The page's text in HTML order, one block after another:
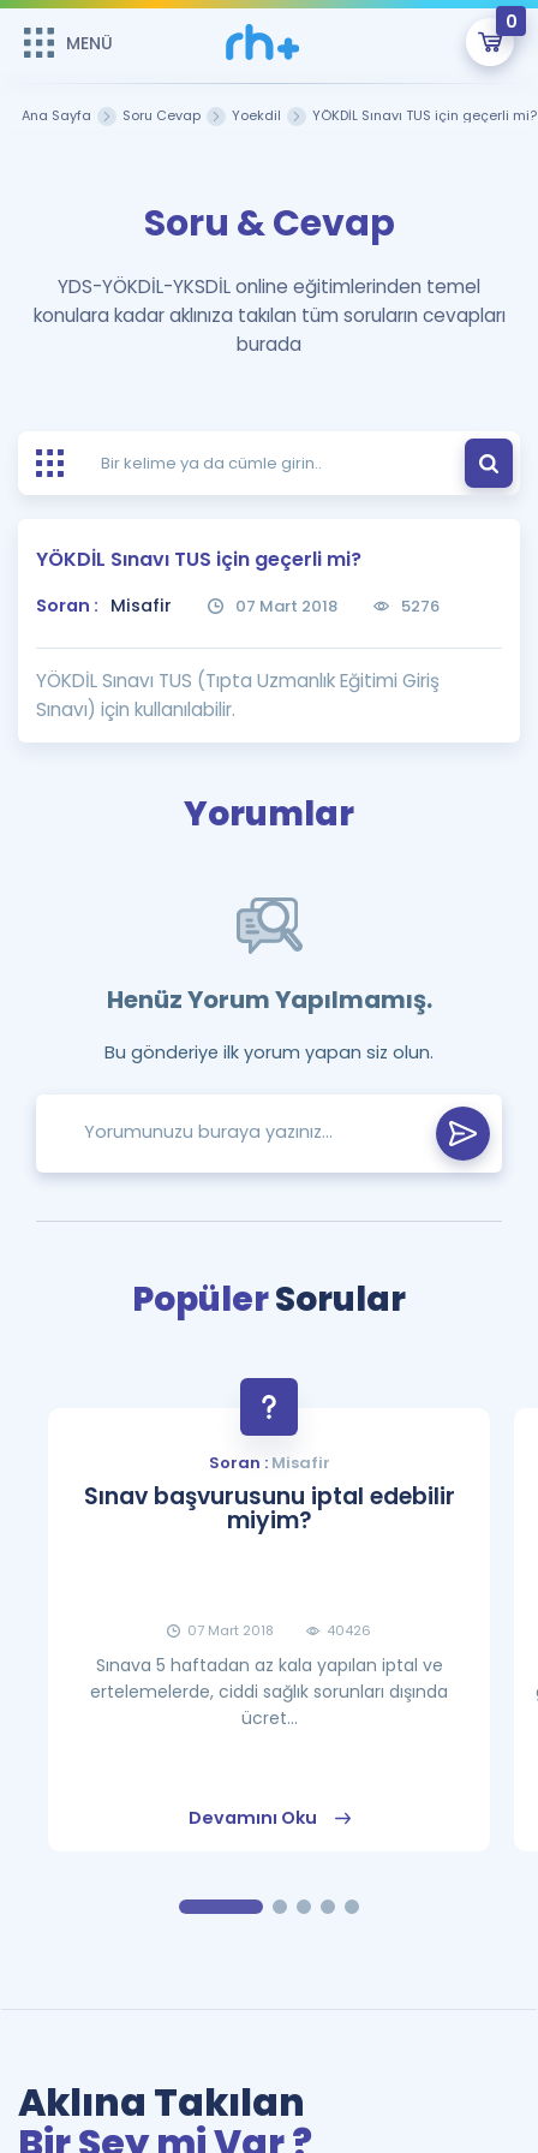
MENÜ
0
Şifremi Hatırlamıyorum
GİRİŞ YAP
Remzi Hoca ile seni sınava hazırlayacak onlarca eğitim seni
bekliyor!
MENÜ
Çalışma Paketleri
Kitaplar ve Kaynaklar
Ücretsiz Kaynaklar
Puan Hesaplama
Rehberlik Aracı
ÖSYM Sınav Takvimi
Kampanyalar
İngilizce Gramer
Blog
İngilizce Gramer
Hakkımızda
Ana Sayfa Soru Cevap Yoekdil YÖKDİL Sınavı TUS için geçerli mi?
Soru & Cevap
YDS-YÖKDİL-YKSDİL online eğitimlerinden temel
konulara kadar aklınıza takılan tüm soruların cevapları
burada
YÖKDİL Sınavı TUS için geçerli mi?
Soran : Misafir 07 Mart 2018 5276
YÖKDİL Sınavı TUS (Tıpta Uzmanlık Eğitimi Giriş
Sınavı) için kullanılabilir.
Yorumlar
Henüz Yorum Yapılmamış.
Bu gönderiye ilk yorum yapan siz olun.
PopülerSorular
Soran :Misafir
Sınav başvurusunu iptal edebilir
miyim?
07 Mart 2018 40426
Sınava 5 haftadan az kala yapılan iptal ve
ertelemelerde, ciddi sağlık sorunları dışında
ücret...
Devamını Oku
Aklına Takılan